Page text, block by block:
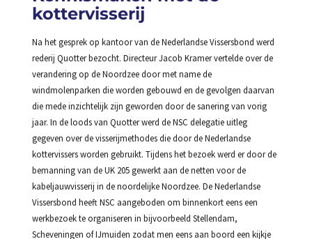
kottervisserij
Na het gesprek op kantoor van de Nederlandse Vissersbond werd
rederij Quotter bezocht. Directeur Jacob Kramer vertelde over de
verandering op de Noordzee door met name de
windmolenparken die worden gebouwd en de gevolgen daarvan
die mede inzichtelijk zijn geworden door de sanering van vorig
jaar. In de loods van Quotter werd de NSC delegatie uitleg
gegeven over de visserijmethodes die door de Nederlandse
kottervissers worden gebruikt. Tijdens het bezoek werd er door de
bemanning van de UK 205 gewerkt aan de netten voor de
kabeljauwvisserij in de noordelijke Noordzee. De Nederlandse
Vissersbond heeft NSC aangeboden om binnenkort eens een
werkbezoek te organiseren in bijvoorbeeld Stellendam,
Scheveningen of IJmuiden zodat men eens aan boord een kijkje